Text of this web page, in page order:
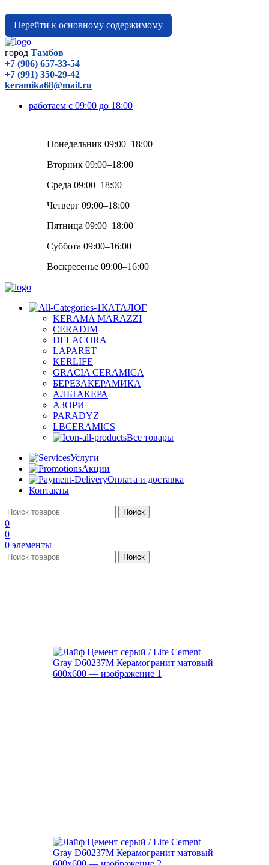
Перейти к основному содержимому
город Тамбов
+7 (906) 657-33-54
+7 (991) 350-29-42
keramika68@mail.ru
работаем с 09:00 до 18:00
Понедельник 09:00–18:00
Вторник 09:00–18:00
Среда 09:00–18:00
Четверг 09:00–18:00
Пятница 09:00–18:00
Суббота 09:00–16:00
Воскресенье 09:00–16:00
КАТАЛОГ
KERAMA MARAZZI
CERADIM
DELACORA
LAPARET
KERLIFE
GRACIA CERAMICA
БЕРЕЗАКЕРАМИКА
АЛЬТАКЕРА
АЗОРИ
PARADYZ
LBCERAMICS
Все товары
Услуги
Акции
Оплата и доставка
Контакты
Поиск
0
0
0 элементы
Поиск